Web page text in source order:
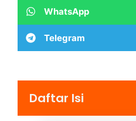
WhatsApp
Telegram
Daftar Isi